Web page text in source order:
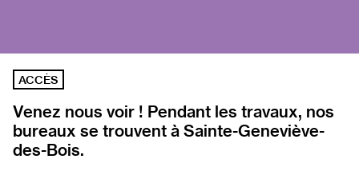
ACCÈS
Venez nous voir ! Pendant les travaux, nos
bureaux se trouvent à Sainte-Geneviève-
des-Bois.